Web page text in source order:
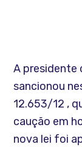
A presidente
sancionou
12.653/12 ,
caução em
nova lei foi